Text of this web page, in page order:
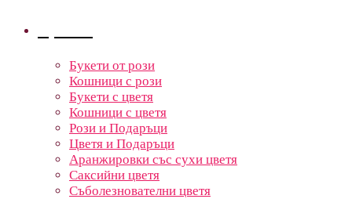
Букети от рози
Кошници с рози
Букети с цветя
Кошници с цветя
Рози и Подаръци
Цветя и Подаръци
Аранжировки със сухи цветя
Саксийни цветя
Съболезнователни цветя